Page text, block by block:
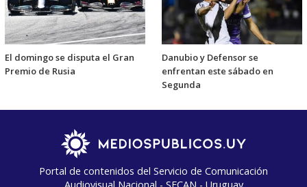
El domingo se disputa el Gran
Premio de Rusia
Danubio y Defensor se
enfrentan este sábado en
Segunda
Portal de contenidos del Servicio de Comunicación
Audiovisual Nacional - SECAN - Uruguay